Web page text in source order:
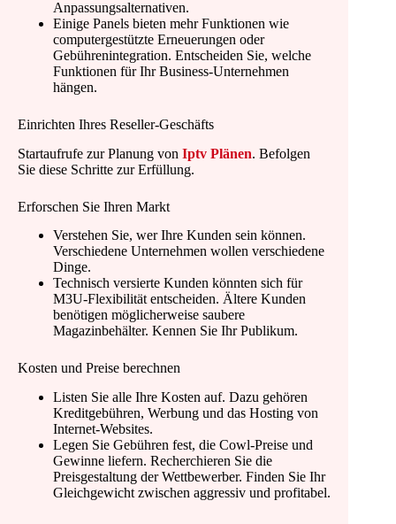
Anpassungsalternativen.
Einige Panels bieten mehr Funktionen wie
computergestützte Erneuerungen oder
Gebührenintegration. Entscheiden Sie, welche
Funktionen für Ihr Business-Unternehmen
hängen.
Einrichten Ihres Reseller-Geschäfts
Startaufrufe zur Planung von Iptv Plänen. Befolgen
Sie diese Schritte zur Erfüllung.
Erforschen Sie Ihren Markt
Verstehen Sie, wer Ihre Kunden sein können.
Verschiedene Unternehmen wollen verschiedene
Dinge.
Technisch versierte Kunden könnten sich für
M3U-Flexibilität entscheiden. Ältere Kunden
benötigen möglicherweise saubere
Magazinbehälter. Kennen Sie Ihr Publikum.
Kosten und Preise berechnen
Listen Sie alle Ihre Kosten auf. Dazu gehören
Kreditgebühren, Werbung und das Hosting von
Internet-Websites.
Legen Sie Gebühren fest, die Cowl-Preise und
Gewinne liefern. Recherchieren Sie die
Preisgestaltung der Wettbewerber. Finden Sie Ihr
Gleichgewicht zwischen aggressiv und profitabel.